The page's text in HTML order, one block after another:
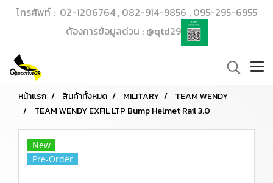
โทรศัพท์ : 02-1206764 , 082-914-9856 , 095-295-6955
ต้องการข้อมูลด่วน : @qtd29
หน้าแรก สินค้าทั้งหมด MILITARY
TEAM WENDY
TEAM WENDY EXFIL LTP Bump Helmet Rail 3.0
New
Pre-Order